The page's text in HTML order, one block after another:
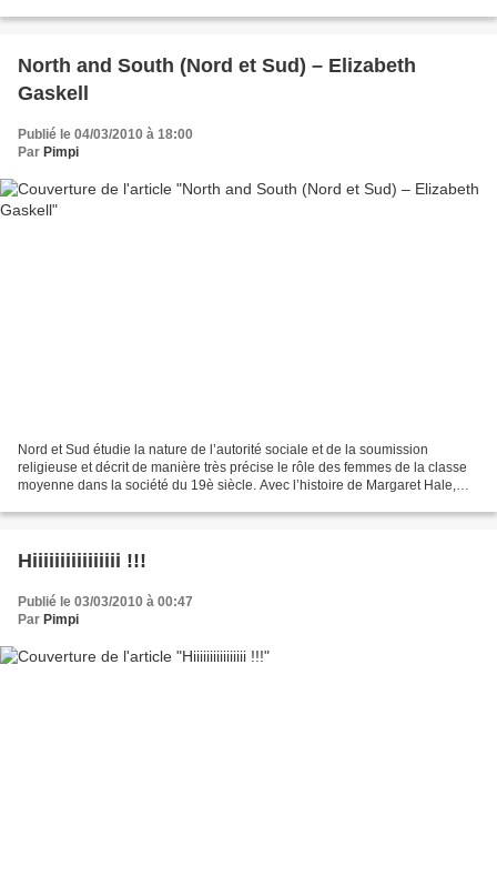
North and South (Nord et Sud) – Elizabeth
Gaskell
Publié le 04/03/2010 à 18:00
Par Pimpi
Nord et Sud étudie la nature de l’autorité sociale et de la soumission
religieuse et décrit de manière très précise le rôle des femmes de la classe
moyenne dans la société du 19è siècle. Avec l’histoire de Margaret Hale,
Hiiiiiiiiiiiiiiii !!!
Publié le 03/03/2010 à 00:47
Par Pimpi